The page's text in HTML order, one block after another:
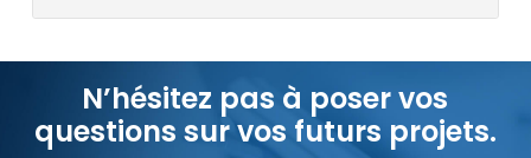
N’hésitez pas à poser vos
questions sur vos futurs projets.